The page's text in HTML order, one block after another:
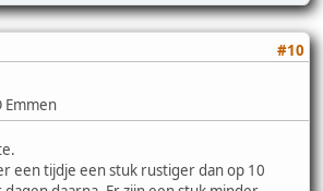
#10
Emmen
een tijdje een stuk rustiger dan op 10